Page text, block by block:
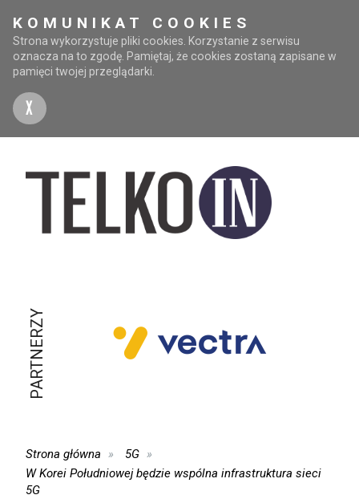
KOMUNIKAT COOKIES
Strona wykorzystuje pliki cookies. Korzystanie z serwisu
oznacza na to zgodę. Pamiętaj, że cookies zostaną zapisane w
pamięci twojej przeglądarki.
X
PARTNERZY
Strona główna
5G
W Korei Południowej będzie wspólna infrastruktura sieci
5G